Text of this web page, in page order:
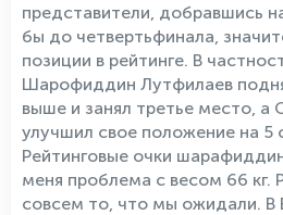
представители, добравшись
бы до четвертьфинала,
позиции в рейтинге. В
Шарофиддин Лутфилаев
выше и занял третье место, а
улучшил свое положение на 5
Рейтинговые очки
меня проблема с весом 66 кг.
совсем то, что мы ожидали. В